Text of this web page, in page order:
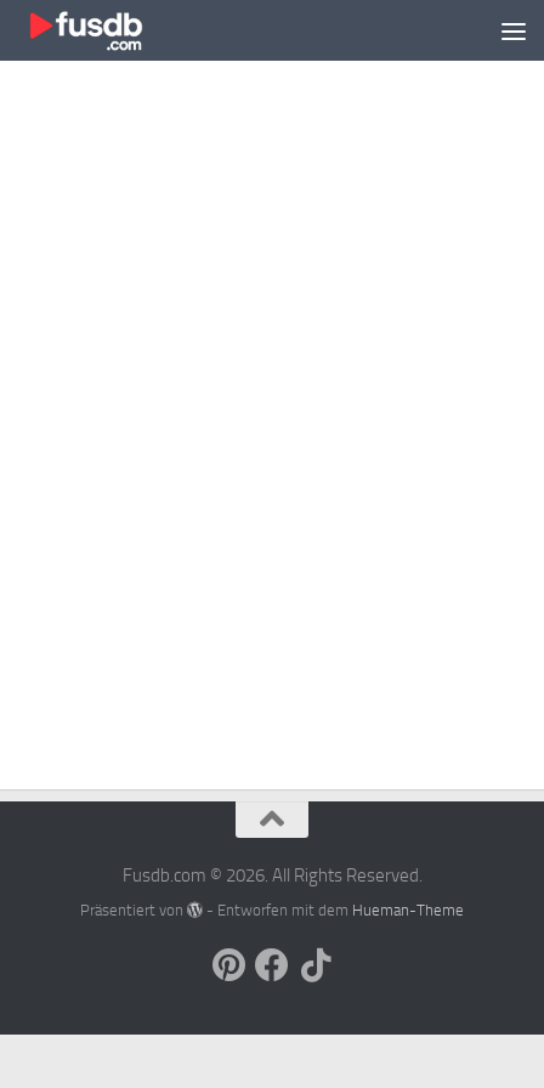
Zum Inhalt springen
Fusdb.com © 2026. All Rights Reserved.
Präsentiert von - Entworfen mit dem Hueman-Theme